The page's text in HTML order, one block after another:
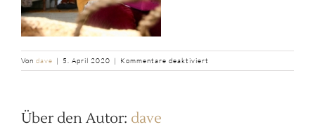
Von dave | 5. April 2020 | Kommentare deaktiviert
b2ap3_thumbnail_IMG_4043
Über den Autor: dave